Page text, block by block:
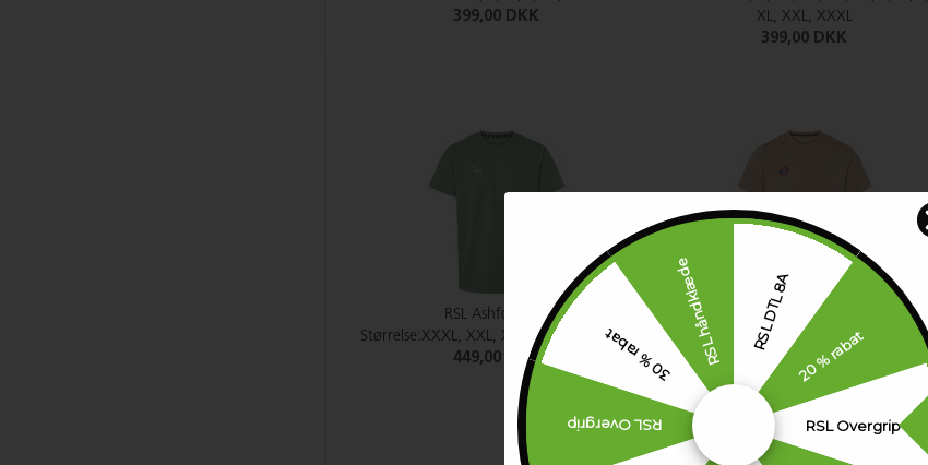
399,00 DKK
XL, XXL, XXXL
399,00 DKK
RSL Ashford Tee
Størrelse:XXXL, XXL, XL, L, M, S, XS, XXS
449,00 DKK
RSL Dower Tee
Størrelse:XXXL, XXL, XL, L, M, S, XS,
449,00 DKK
RSL DTL 8A
20 % rabat
RSL Overgrip
RSL Overgrip
30 % rabatRSL håndklæde